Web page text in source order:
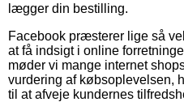
lægger din bestilling.
Facebook præsterer lige så
at få indsigt i online
møder vi mange internet
vurdering af købsoplevelsen,
til at afveje kundernes